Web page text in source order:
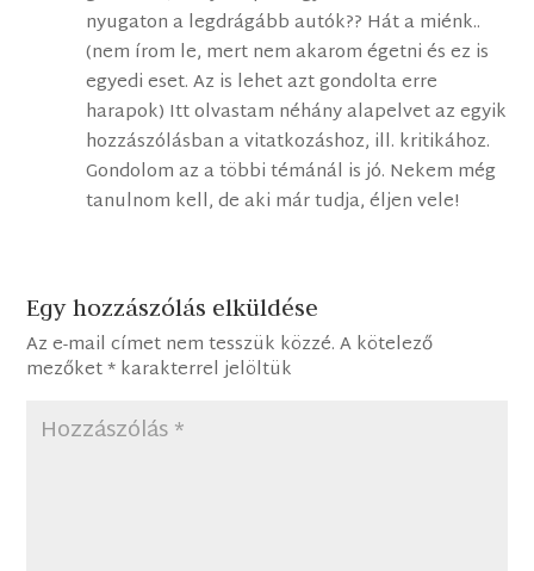
nyugaton a legdrágább autók?? Hát a miénk..
(nem írom le, mert nem akarom égetni és ez is
egyedi eset. Az is lehet azt gondolta erre
harapok) Itt olvastam néhány alapelvet az egyik
hozzászólásban a vitatkozáshoz, ill. kritikához.
Gondolom az a többi témánál is jó. Nekem még
tanulnom kell, de aki már tudja, éljen vele!
Egy hozzászólás elküldése
Az e-mail címet nem tesszük közzé. A kötelező
mezőket*karakterrel jelöltük